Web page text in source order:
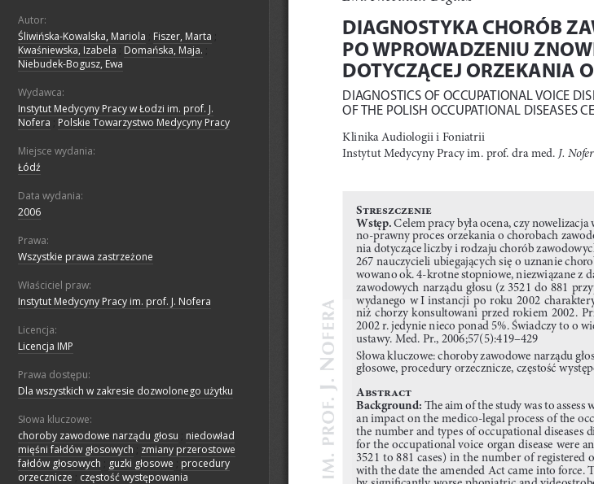
Autor:
Śliwińska-Kowalska, Mariola
Fiszer, Marta
Kwaśniewska, Izabela
Domańska, Maja.
Niebudek-Bogusz, Ewa
Wydawca:
Instytut Medycyny Pracy w Łodzi im. prof. J.
Nofera
Polskie Towarzystwo Medycyny Pracy
Miejsce wydania:
Łódź
Data wydania:
2006
Prawa:
Wszystkie prawa zastrzeżone
Właściciel praw:
Instytut Medycyny Pracy im. prof. J. Nofera
Licencja:
Licencja IMP
Prawa dostępu:
Dla wszystkich w zakresie dozwolonego użytku
Słowa kluczowe:
choroby zawodowe narządu głosu
niedowład
mięśni fałdów głosowych
zmiany przerostowe
fałdów głosowych
guzki głosowe
procedury
orzecznicze
częstość występowania